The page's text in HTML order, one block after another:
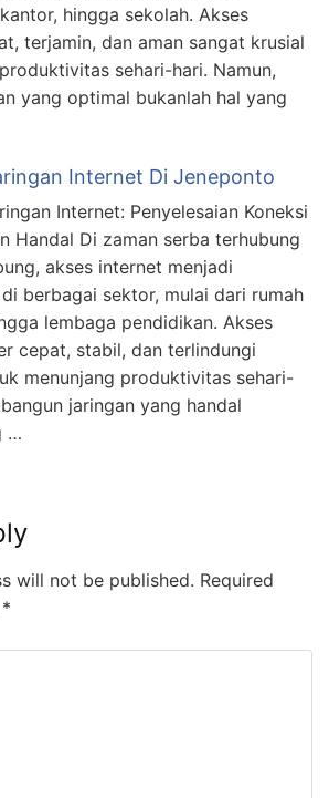
hingga sekolah. Akses
terjamin, dan aman sangat krusial
sehari-hari. Namun,
yang optimal bukanlah hal yang
Internet Di Jeneponto
Internet: Penyelesaian Koneksi
Handal Di zaman serba terhubung
akses internet menjadi
berbagai sektor, mulai dari rumah
lembaga pendidikan. Akses
cepat, stabil, dan terlindungi
menunjang produktivitas sehari-
jaringan yang handal
…
will not be published. Required
*